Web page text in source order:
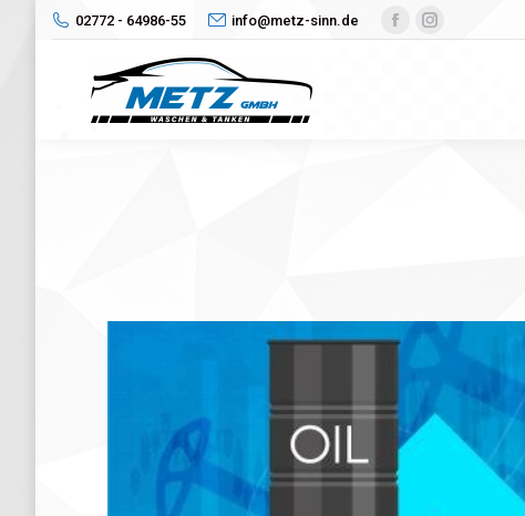
02772 - 64986-55 info@metz-sinn.de
FacebookInstagram